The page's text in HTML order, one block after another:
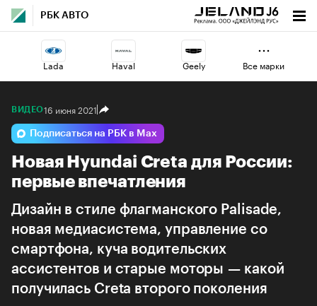
РБК АВТО
Lada Haval Geely
Jaecoo Changan
Volga Esteo Omoda
Все марки
ВИДЕО16 июня 2021
Подписаться на РБК в Max
Новая Hyundai Creta для России:
первые впечатления
Дизайн в стиле флагманского Palisade,
новая медиасистема, управление со
смартфона, куча водительских
ассистентов и старые моторы — какой
получилась Creta второго поколения